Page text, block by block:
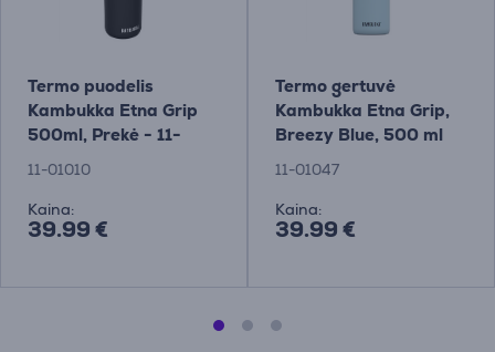
Termo puodelis
Kambukka Etna Grip
500ml, Prekė - 11-
01010
11-01010
Kaina:
39.99 €
Termo gertuvė
Kambukka Etna Grip,
Breezy Blue, 500 ml
Prekė - 11-01047
11-01047
Kaina:
39.99 €